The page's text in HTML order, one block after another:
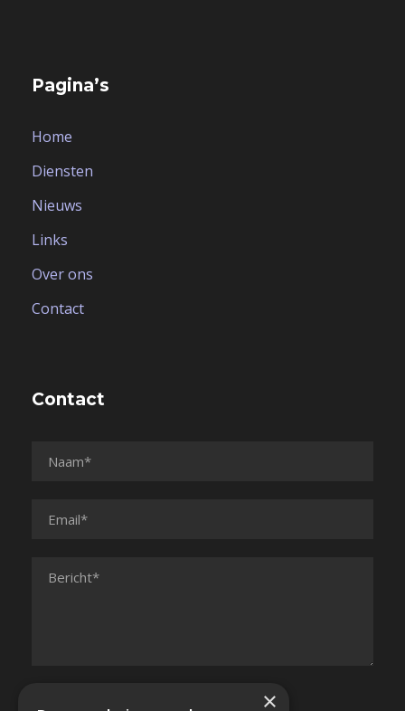
Pagina’s
Home
Diensten
Nieuws
Links
Over ons
Contact
Contact
×